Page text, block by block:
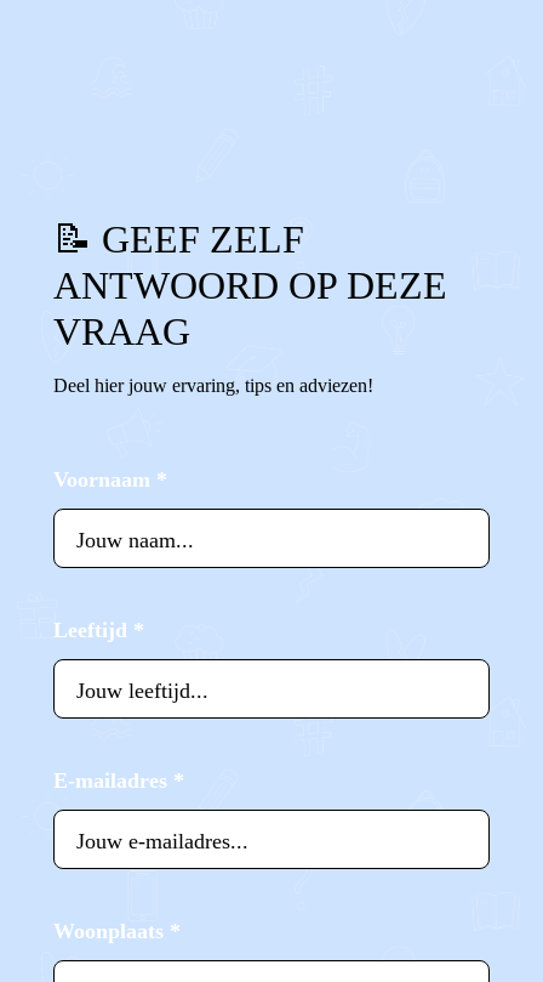
📝 GEEF ZELF
ANTWOORD OP DEZE
VRAAG
Deel hier jouw ervaring, tips en adviezen!
Voornaam *
Leeftijd *
E-mailadres *
Woonplaats *